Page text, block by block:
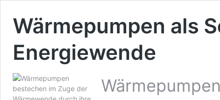
Wärmepumpen als
Energiewende